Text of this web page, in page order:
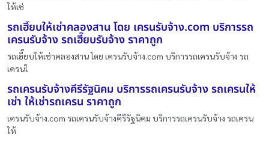
ให้เช่
รถเฮี๊ยบให้เช่าคลองสาน โดย เครนรับจ้าง.com บริการรถ
เครนรับจ้าง รถเฮี๊ยบรับจ้าง ราคาถูก
รถเฮี๊ยบให้เช่าคลองสาน โดย เครนรับจ้าง.com บริการรถเครนรับจ้าง รถ
เครนใ
รถเครนรับจ้างคีรีรัฐนิคม บริการรถเครนรับจ้าง รถเครนให้
เช่า ให้เช่ารถเครน ราคาถูก
เครนรับจ้าง.com รถเครนรับจ้างคีรีรัฐนิคม บริการรถเครนรับจ้าง รถเครน
ให้